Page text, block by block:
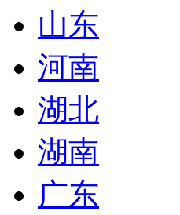
山东
河南
湖北
湖南
广东